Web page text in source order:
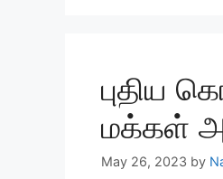
புதிய
மக்கள்
May 26, 2023 by